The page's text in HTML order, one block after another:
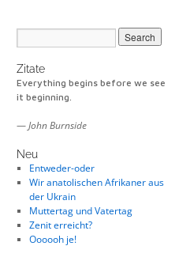
Zitate
Everything begins before we see
it beginning.
—John Burnside
Neu
Entweder-oder
Wir anatolischen Afrikaner aus
der Ukrain
Muttertag und Vatertag
Zenit erreicht?
Oooooh je!